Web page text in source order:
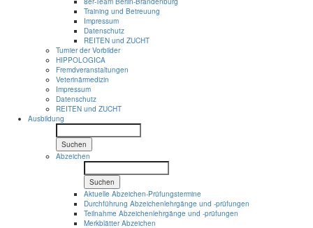
Training und Betreuung
Impressum
Datenschutz
REITEN und ZUCHT
Turnier der Vorbilder
HIPPOLOGICA
Fremdveranstaltungen
Veterinärmedizin
Impressum
Datenschutz
REITEN und ZUCHT
Ausbildung
Suchen
Abzeichen
Suchen
Aktuelle Abzeichen-Prüfungstermine
Durchführung Abzeichenlehrgänge und -prüfungen
Teilnahme Abzeichenlehrgänge und -prüfungen
Merkblätter Abzeichen